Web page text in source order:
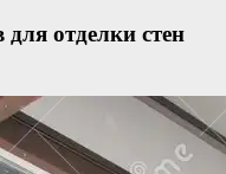
отделки стен